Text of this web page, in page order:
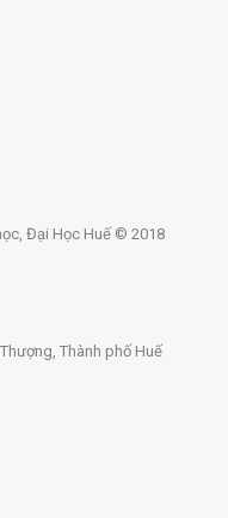
Đại Học Huế © 2018
Thành phố Huế